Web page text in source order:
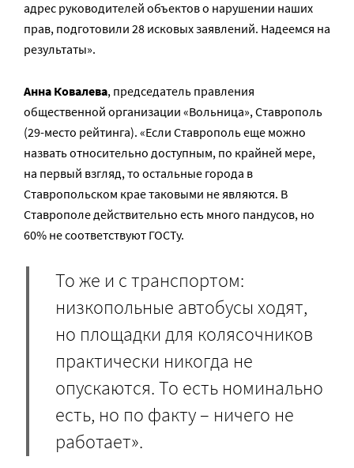
адрес руководителей объектов о нарушении наших
прав, подготовили 28 исковых заявлений. Надеемся на
результаты».
Анна Ковалева, председатель правления
общественной организации «Вольница», Ставрополь
(29-место рейтинга). «Если Ставрополь еще можно
назвать относительно доступным, по крайней мере,
на первый взгляд, то остальные города в
Ставропольском крае таковыми не являются. В
Ставрополе действительно есть много пандусов, но
60% не соответствуют ГОСТу.
То же и с транспортом:
низкопольные автобусы ходят,
но площадки для колясочников
практически никогда не
опускаются. То есть номинально
есть, но по факту – ничего не
работает».